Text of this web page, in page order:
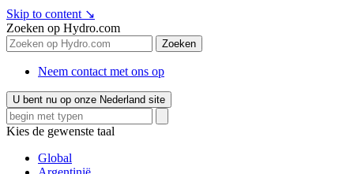
Skip to content ↘
Zoeken op Hydro.com
Zoeken
Neem contact met ons op
U bent nu op onze Nederland site
Kies de gewenste taal
Global